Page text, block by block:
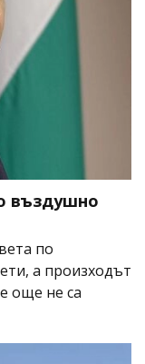
въздушно
по
а произходът
още не са